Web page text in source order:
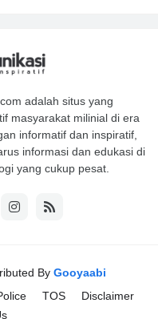
adalah situs yang
masyarakat milinial di era
informatif dan inspiratif,
informasi dan edukasi di
yang cukup pesat.
By Gooyaabi
TOS
Disclaimer